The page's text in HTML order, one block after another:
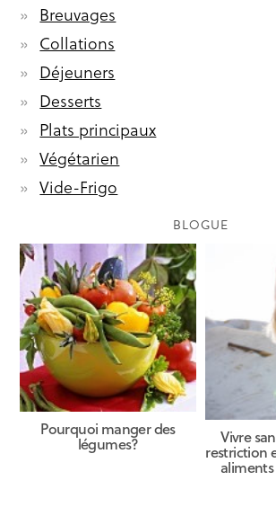
Breuvages
Collations
Déjeuners
Desserts
Plats principaux
Végétarien
Vide-Frigo
BLOGUE
Pourquoi manger des
légumes? Vivre
restriction
aliments